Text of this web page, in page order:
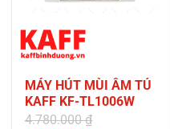
MÁY HÚT MÙI ÂM TỦ
KAFF KF-TL1006W
4.780.000₫